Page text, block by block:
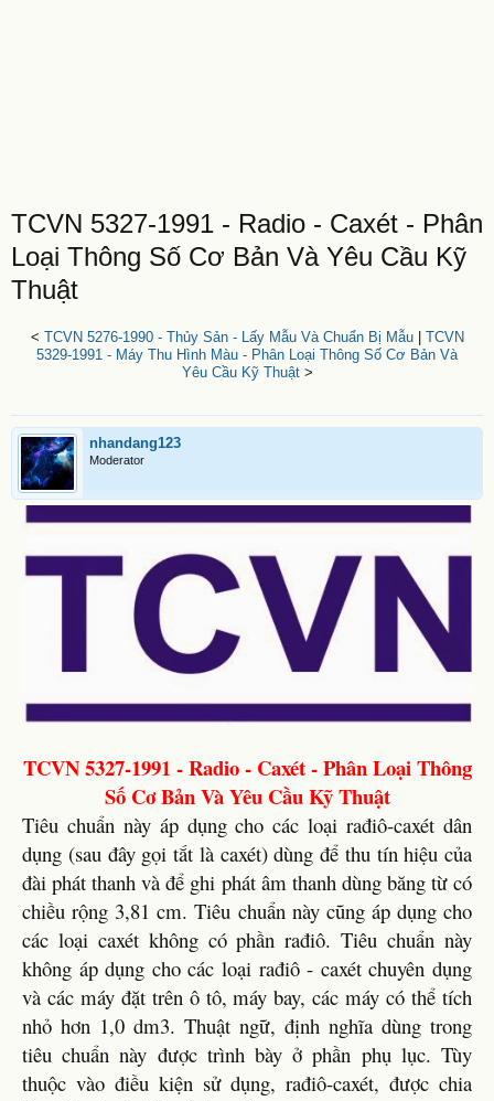
TCVN 5327-1991 - Radio - Caxét - Phân
Loại Thông Số Cơ Bản Và Yêu Cầu Kỹ
Thuật
< TCVN 5276-1990 - Thủy Sản - Lấy Mẫu Và Chuẩn Bị Mẫu| TCVN
5329-1991 - Máy Thu Hình Màu - Phân Loại Thông Số Cơ Bản Và
Yêu Cầu Kỹ Thuật>
nhandang123
Moderator
TCVN 5327-1991 - Radio - Caxét - Phân Loại Thông
Số Cơ Bản Và Yêu Cầu Kỹ Thuật
Tiêu chuẩn này áp dụng cho các loại rađiô-caxét dân
dụng (sau đây gọi tắt là caxét) dùng để thu tín hiệu của
đài phát thanh và để ghi phát âm thanh dùng băng từ có
chiều rộng 3,81 cm. Tiêu chuẩn này cũng áp dụng cho
các loại caxét không có phần rađiô. Tiêu chuẩn này
không áp dụng cho các loại rađiô - caxét chuyên dụng
và các máy đặt trên ô tô, máy bay, các máy có thể tích
nhỏ hơn 1,0 dm3. Thuật ngữ, định nghĩa dùng trong
tiêu chuẩn này được trình bày ở phần phụ lục. Tùy
thuộc vào điều kiện sử dụng, rađiô-caxét, được chia